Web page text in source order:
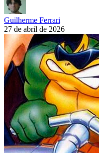
Guilherme Ferrari
27 de abril de 2026